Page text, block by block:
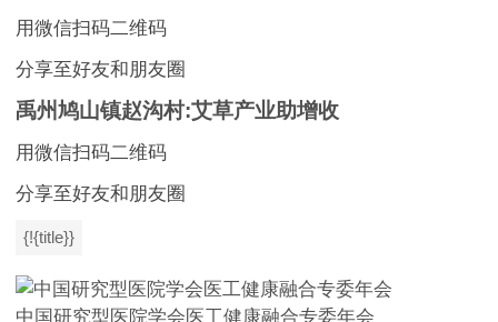
用微信扫码二维码
分享至好友和朋友圈
禹州鸠山镇赵沟村:艾草产业助增收
用微信扫码二维码
分享至好友和朋友圈
{!{title}}
中国研究型医院学会医工健康融合专委年会